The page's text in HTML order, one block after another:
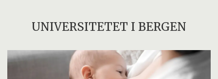
UNIVERSITETET I BERGEN